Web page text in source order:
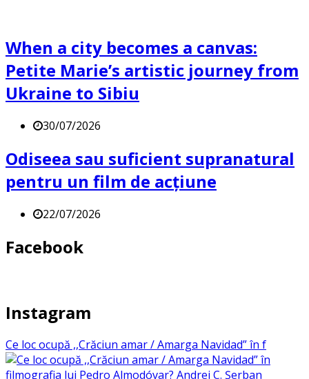
When a city becomes a canvas:
Petite Marie’s artistic journey from
Ukraine to Sibiu
30/07/2026
Odiseea sau suficient supranatural
pentru un film de acțiune
22/07/2026
Facebook
Instagram
Ce loc ocupă ,,Crăciun amar / Amarga Navidad” în f